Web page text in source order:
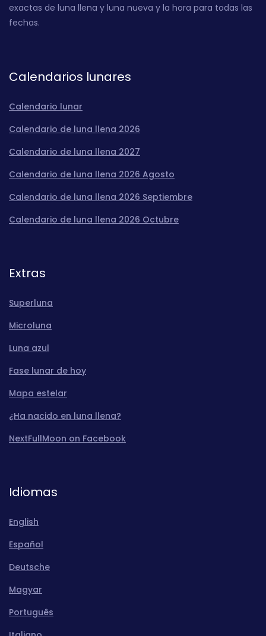
exactas de luna llena y luna nueva y la hora para todas las
fechas.
Calendarios lunares
Calendario lunar
Calendario de luna llena 2026
Calendario de luna llena 2027
Calendario de luna llena 2026 Agosto
Calendario de luna llena 2026 Septiembre
Calendario de luna llena 2026 Octubre
Extras
Superluna
Microluna
Luna azul
Fase lunar de hoy
Mapa estelar
¿Ha nacido en luna llena?
NextFullMoon on Facebook
Idiomas
English
Español
Deutsche
Magyar
Português